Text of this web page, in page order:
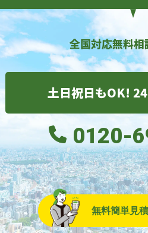
全国対応無料相
土日祝日もOK!
0120-
無料簡単見